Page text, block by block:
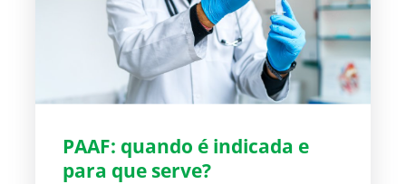
PAAF: quando é indicada e
para que serve?